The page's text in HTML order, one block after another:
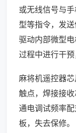
或无线信号与
型等指令，发
驱动内部微型
过程中进行干预
麻将机遥控器
触点，焊接接收
通电调试频率
板，失去保修。